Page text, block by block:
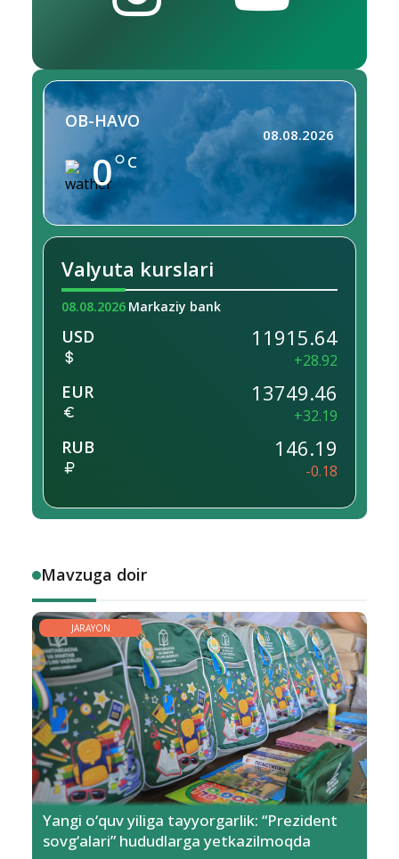
OB-HAVO
0 C
08.08.2026
Valyuta kurslari
08.08.2026 Markaziy bank
USD 11915.64
+28.92
EUR 13749.46
+32.19
RUB 146.19
-0.18
Mavzuga doir
JARAYON
Yangi o‘quv yiliga tayyorgarlik: “Prezident
sovg‘alari” hududlarga yetkazilmoqda